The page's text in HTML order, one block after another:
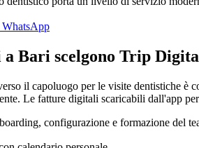
a Bari scelgono Trip
il capoluogo per le visite dentistiche è
Le fatture digitali scaricabili dall'app
configurazione e formazione del